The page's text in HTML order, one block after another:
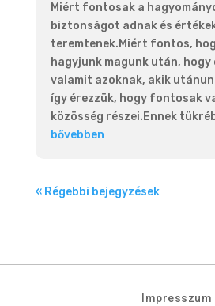
Miért fontosak a
biztonságot adnak és
teremtenek.Miért fontos,
hagyjunk magunk után,
valamit azoknak, akik
így érezzük, hogy fontosak
közösség részei.Ennek
bővebben
« Régebbi bejegyzések
Impresszum